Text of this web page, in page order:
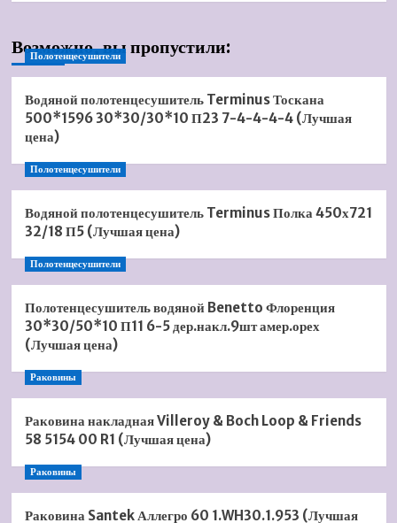
Возможно, вы пропустили:
Полотенцесушители
Водяной полотенцесушитель Terminus Тоскана
500*1596 30*30/30*10 П23 7-4-4-4-4 (Лучшая
цена)
Полотенцесушители
Водяной полотенцесушитель Terminus Полка 450х721
32/18 П5 (Лучшая цена)
Полотенцесушители
Полотенцесушитель водяной Benetto Флоренция
30*30/50*10 П11 6-5 дер.накл.9шт амер.орех
(Лучшая цена)
Раковины
Раковина накладная Villeroy & Boch Loop & Friends
58 5154 00 R1 (Лучшая цена)
Раковины
Раковина Santek Аллегро 60 1.WH30.1.953 (Лучшая